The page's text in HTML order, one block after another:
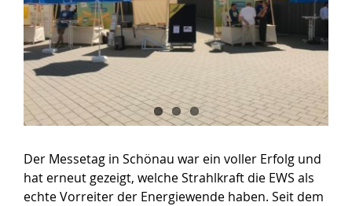
Der Messetag in Schönau war ein voller Erfolg und
hat erneut gezeigt, welche Strahlkraft die EWS als
echte Vorreiter der Energiewende haben. Seit dem